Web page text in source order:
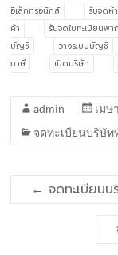
อิเล็กทรอนิกส์
รับจดห้
ค้า
รับจดใบทะเบียนพ
บัญชี
วางระบบบัญชี
ภาษี
เปิดบริษัท
admin
เมษ
จดทะเบียนบริษัท
← จดทะเบียน